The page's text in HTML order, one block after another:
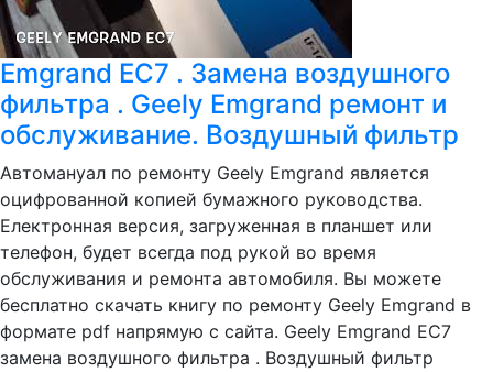
Emgrand EC7 . Замена воздушного
фильтра . Geely Emgrand ремонт и
обслуживание. Воздушный фильтр
Автомануал по ремонту Geely Emgrand является
оцифрованной копией бумажного руководства.
Електронная версия, загруженная в планшет или
телефон, будет всегда под рукой во время
обслуживания и ремонта автомобиля. Вы можете
бесплатно скачать книгу по ремонту Geely Emgrand в
формате pdf напрямую с сайта. Geely Emgrand EC7
замена воздушного фильтра . Воздушный фильтр